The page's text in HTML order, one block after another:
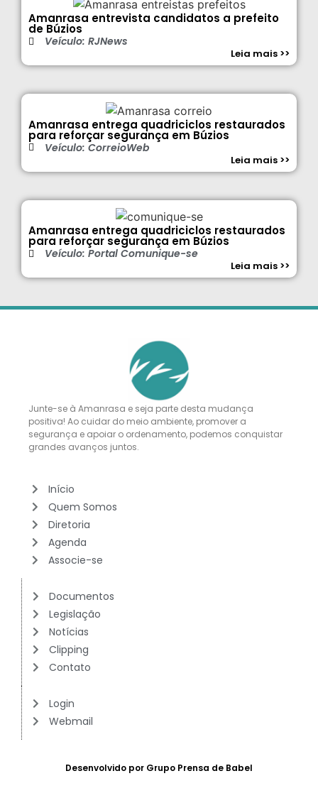
Amanrasa entrevista candidatos a prefeito
de Búzios
Veículo: RJNews
Leia mais >>
Amanrasa entrega quadriciclos restaurados
para reforçar segurança em Búzios
Veículo: CorreioWeb
Leia mais >>
Amanrasa entrega quadriciclos restaurados
para reforçar segurança em Búzios
Veículo: Portal Comunique-se
Leia mais >>
Junte-se à Amanrasa e seja parte desta mudança
positiva! Ao cuidar do meio ambiente, promover a
segurança e apoiar o ordenamento, podemos conquistar
grandes avanços juntos.
Início
Quem Somos
Diretoria
Agenda
Associe-se
Documentos
Legislação
Notícias
Clipping
Contato
Login
Webmail
Desenvolvido por Grupo Prensa de Babel